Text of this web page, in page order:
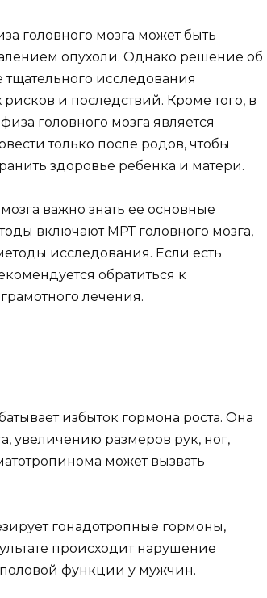
головного мозга может быть
опухоли. Однако решение об
исследования
и последствий. Кроме того, в
головного мозга является
только после родов, чтобы
здоровье ребенка и матери.
важно знать ее основные
включают МРТ головного мозга,
исследования. Если есть
обратиться к
лечения.
избыток гормона роста. Она
увеличению размеров рук, ног,
может вызвать
гонадотропные гормоны,
происходит нарушение
функции у мужчин.